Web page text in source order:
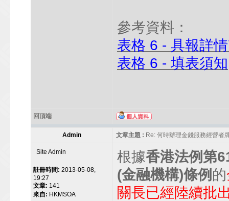
參考資料：
表格 6 - 具報詳
表格 6 - 填表須知
回頂端
Admin 文章主題 : Re: 何時辦理金錢服務經營者
Site Admin
註冊時間: 2013-05-08,
19:27
文章: 141
來自: HKMSOA
根據香港法例第
(金融機構)條例 的
關長已經陸續批